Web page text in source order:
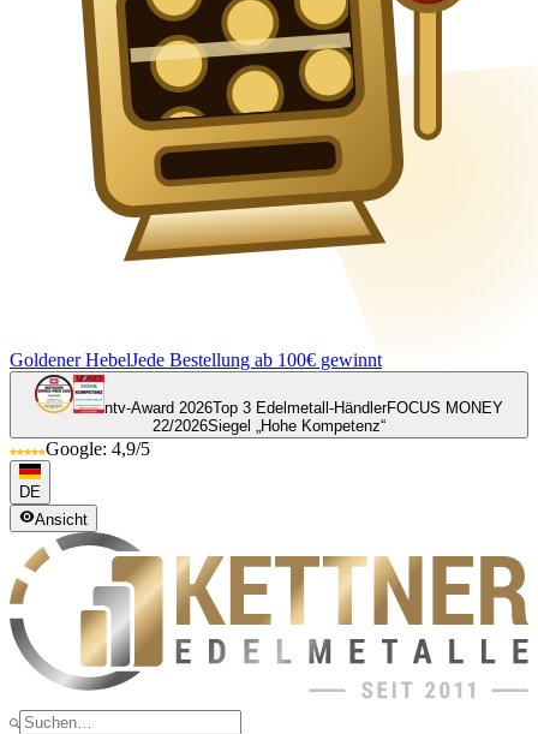
Goldener HebelJede Bestellung ab 100€ gewinnt
ntv-Award 2026Top 3 Edelmetall-HändlerFOCUS MONEY
22/2026Siegel „Hohe Kompetenz“
Google: 4,9/5
DE
Ansicht